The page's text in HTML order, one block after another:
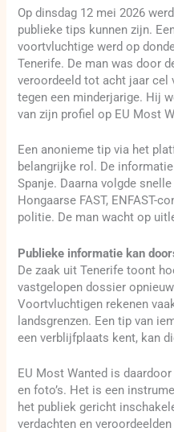
Op dinsdag 12 mei 2026
publieke tips kunnen zijn.
voortvluchtige werd op
Tenerife. De man was door
veroordeeld tot acht jaar
tegen een minderjarige. Hij
van zijn profiel op EU Most
Een anonieme tip via het
belangrijke rol. De
Spanje. Daarna volgde
Hongaarse FAST, ENFAST-
politie. De man wacht op
Publieke informatie kan
De zaak uit Tenerife toont
vastgelopen dossier
Voortvluchtigen rekenen
landsgrenzen. Een tip van
een verblijfplaats kent, kan
EU Most Wanted is
en foto’s. Het is een
het publiek gericht
verdachten en